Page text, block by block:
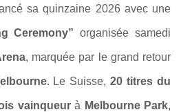
sa quinzaine 2026 avec une
Ceremony” organisée samedi
, marquée par le grand retour
. Le Suisse,20 titres du
vainqueurà Melbourne Park,